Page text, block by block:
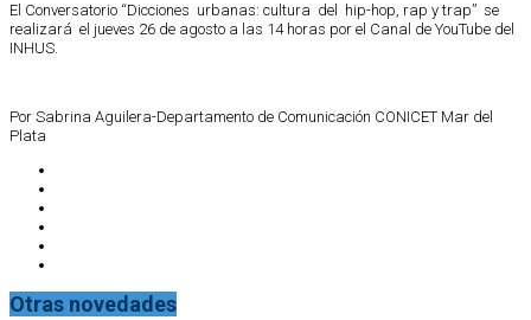
El Conversatorio “Dicciones urbanas: cultura del hip-hop, rap y trap” se
realizará el jueves 26 de agosto a las 14 horas por el Canal de YouTube del
INHUS.
Por Sabrina Aguilera-Departamento de Comunicación CONICET Mar del
Plata
Otras novedades